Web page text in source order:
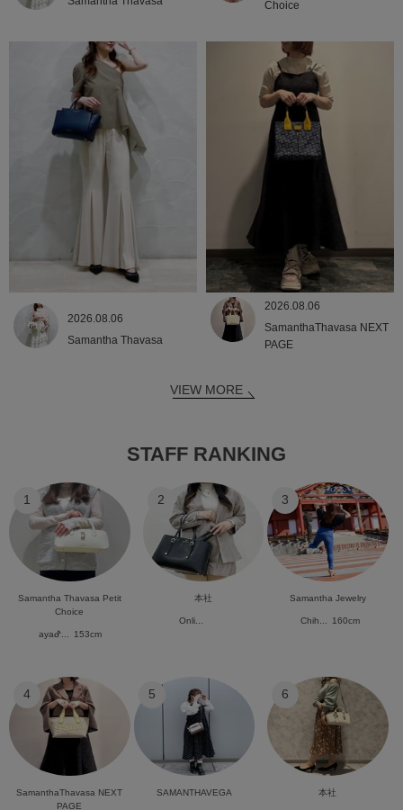
Choice
2026.08.06
Samantha Thavasa
2026.08.06
SamanthaThavasa NEXT
PAGE
VIEW MORE
STAFF RANKING
1
Samantha Thavasa Petit
Choice
ayaᕷ... 153cm
2
本社
Onli...
3
Samantha Jewelry
Chih... 160cm
4
SamanthaThavasa NEXT
PAGE
5
SAMANTHAVEGA
6
本社